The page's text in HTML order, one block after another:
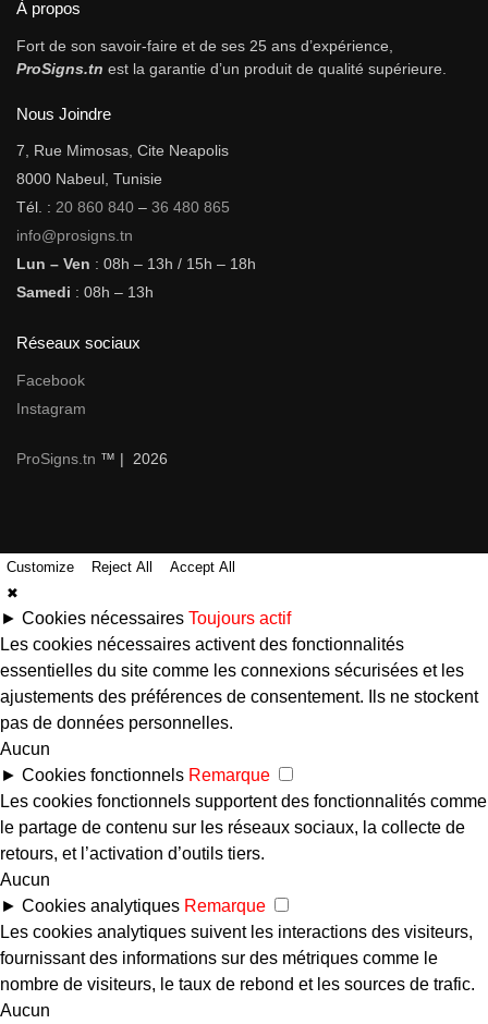
À propos
Fort de son savoir-faire et de ses 25 ans d’expérience,
ProSigns.tn est la garantie d’un produit de qualité supérieure.
Nous Joindre
7, Rue Mimosas, Cite Neapolis
8000 Nabeul, Tunisie
Tél. : 20 860 840 – 36 480 865
info@prosigns.tn
Lun – Ven : 08h – 13h / 15h – 18h
Samedi : 08h – 13h
Réseaux sociaux
Facebook
Instagram
ProSigns.tn ™ | 2026
Customize Reject All
Accept All
✖
► Cookies nécessaires Toujours actif
Les cookies nécessaires activent des fonctionnalités
essentielles du site comme les connexions sécurisées et les
ajustements des préférences de consentement. Ils ne stockent
pas de données personnelles.
Aucun
► Cookies fonctionnels Remarque
Les cookies fonctionnels supportent des fonctionnalités comme
le partage de contenu sur les réseaux sociaux, la collecte de
retours, et l’activation d’outils tiers.
Aucun
► Cookies analytiques Remarque
Les cookies analytiques suivent les interactions des visiteurs,
fournissant des informations sur des métriques comme le
nombre de visiteurs, le taux de rebond et les sources de trafic.
Aucun